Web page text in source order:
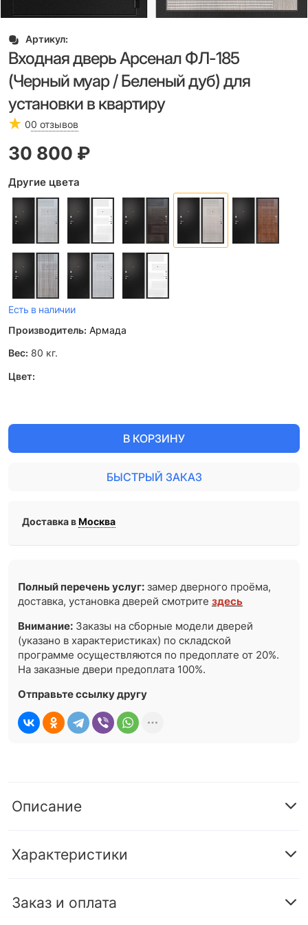
Артикул:
Входная дверь Арсенал ФЛ-185
(Черный муар / Беленый дуб) для
установки в квартиру
00 отзывов
30 800 ₽
Другие цвета
Есть в наличии
Производитель: Армада
Вес: 80 кг.
Цвет:
В КОРЗИНУ
БЫСТРЫЙ ЗАКАЗ
Доставка вМосква
Полный перечень услуг: замер дверного проёма,
доставка, установка дверей смотритездесь
Внимание: Заказы на сборные модели дверей
(указано в характеристиках) по складской
программе осуществляются по предоплате от 20%.
На заказные двери предоплата 100%.
Отправьте ссылку другу
Описание
Характеристики
Заказ и оплата